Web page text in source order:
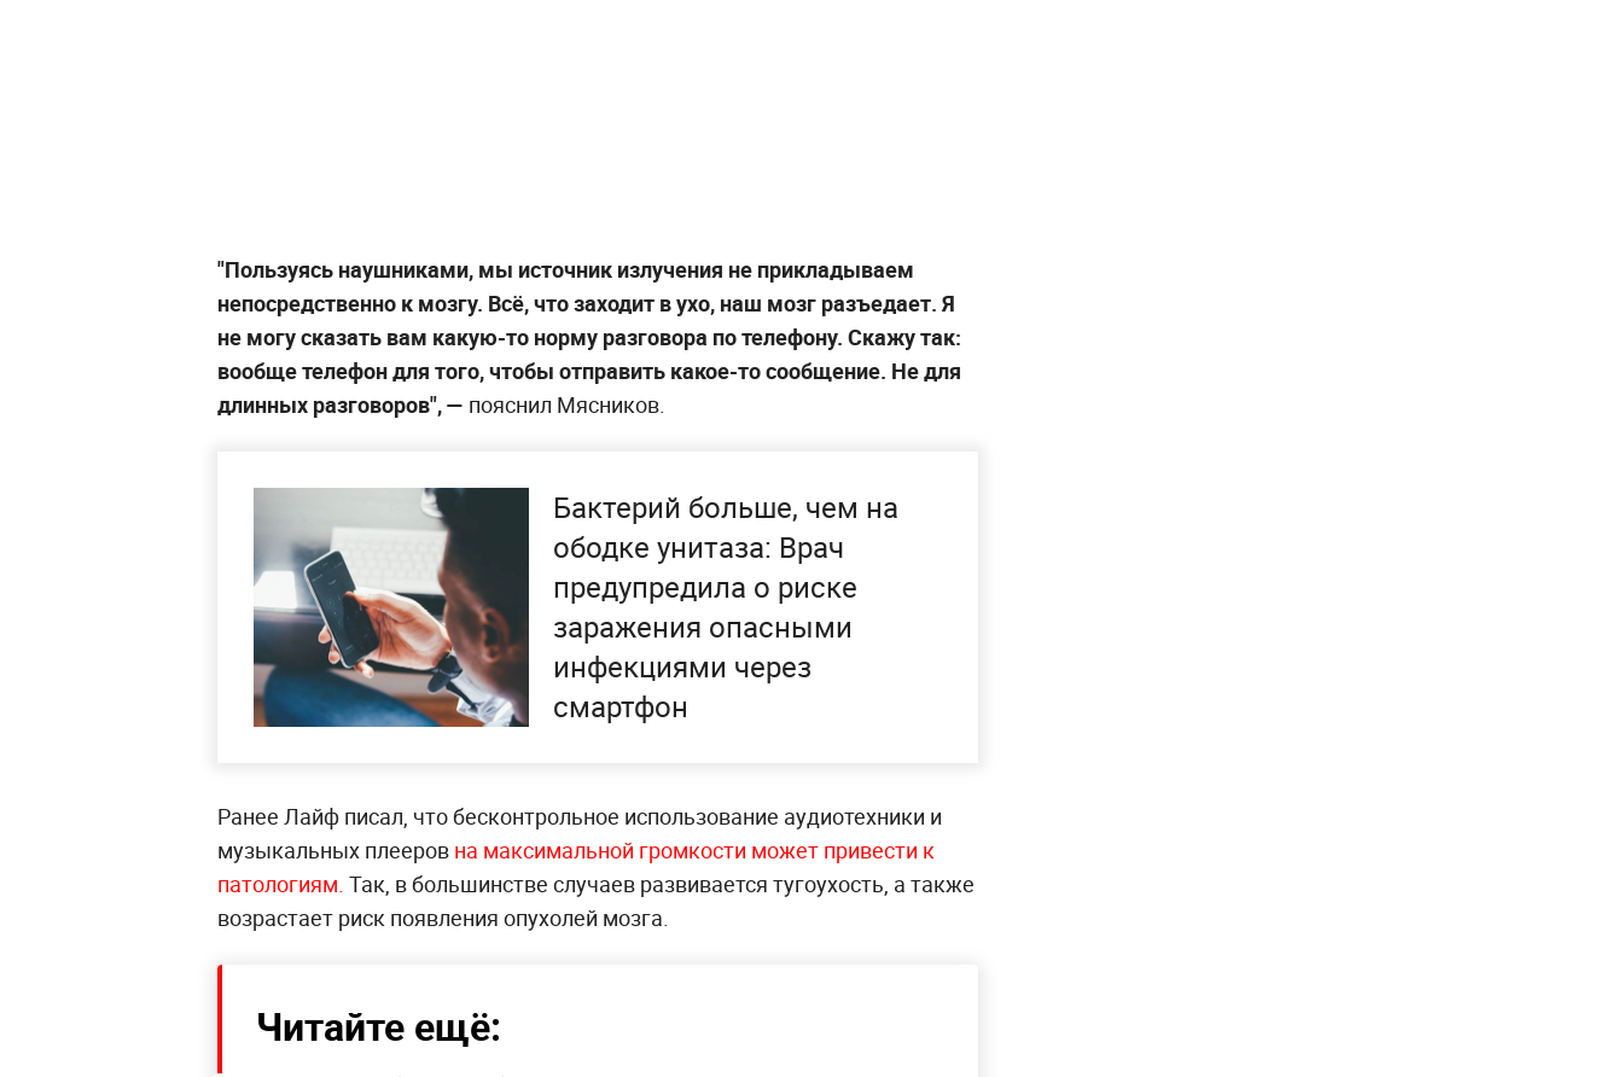
"Пользуясь наушниками, мы источник излучения не прикладываем
непосредственно к мозгу. Всё, что заходит в ухо, наш мозг разъедает. Я
не могу сказать вам какую-то норму разговора по телефону. Скажу так:
вообще телефон для того, чтобы отправить какое-то сообщение. Не для
длинных разговоров", — пояснил Мясников.
Бактерий больше, чем на
ободке унитаза: Врач
предупредила о риске
заражения опасными
инфекциями через
смартфон
Ранее Лайф писал, что бесконтрольное использование аудиотехники и
музыкальных плееров на максимальной громкости может привести к
патологиям. Так, в большинстве случаев развивается тугоухость, а также
возрастает риск появления опухолей мозга.
Читайте ещё: